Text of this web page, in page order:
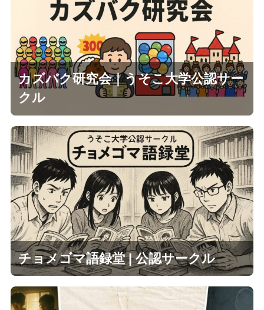
カズバク研究会｜うそこ大学公認サー
クル
チョメゴマ語録堂 | 公認サークル